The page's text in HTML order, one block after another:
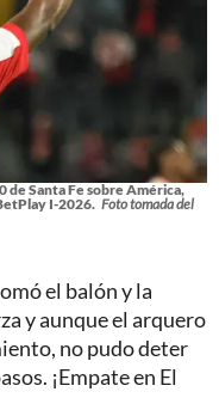
Santa Fe sobre América,
I-2026. Foto tomada del
el balón y la
y aunque el arquero
no pudo deter
¡Empate en El